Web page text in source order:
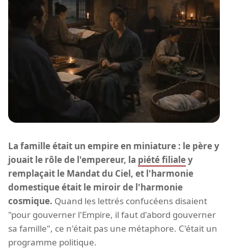
La famille était un empire en miniature : le père y
jouait le rôle de l'empereur, la piété filialey
remplaçait le Mandat du Ciel, et l'harmonie
domestique était le miroir de l'harmonie
cosmique. Quand les lettrés confucéens disaient
"pour gouverner l'Empire, il faut d'abord gouverner
sa famille", ce n'était pas une métaphore. C'était un
programme politique.